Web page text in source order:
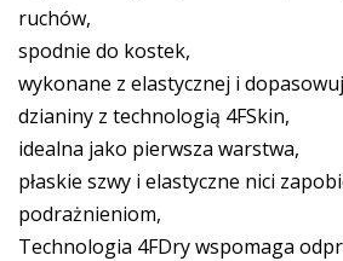
ruchów,
spodnie do kostek,
wykonane z elastycznej i
dzianiny z technologią 4FSkin,
idealna jako pierwsza warstwa,
płaskie szwy i elastyczne nici
podrażnieniom,
Technologia 4FDry wspomaga